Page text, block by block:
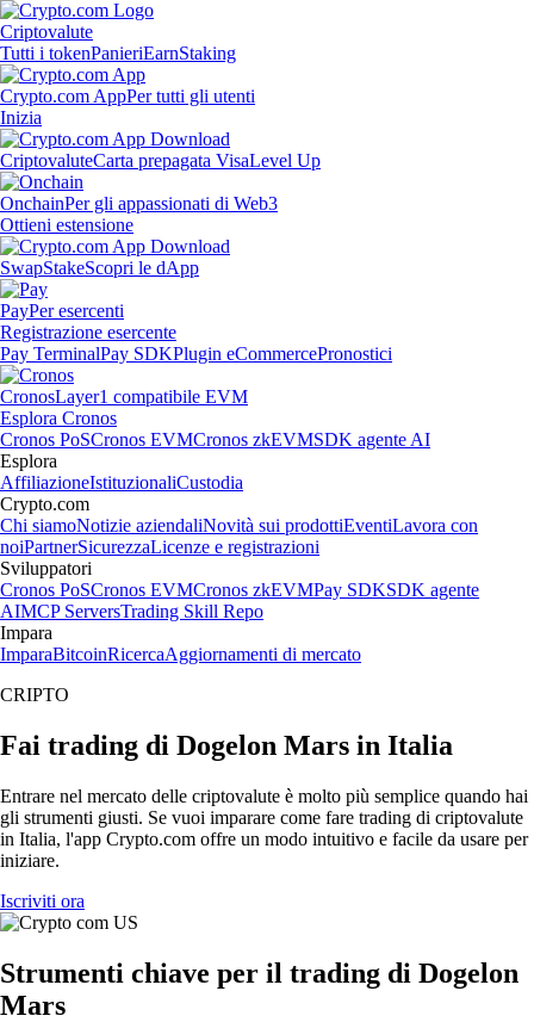
Criptovalute
Tutti i tokenPanieriEarnStaking
Crypto.com AppPer tutti gli utenti
Inizia
CriptovaluteCarta prepagata VisaLevel Up
OnchainPer gli appassionati di Web3
Ottieni estensione
SwapStakeScopri le dApp
PayPer esercenti
Registrazione esercente
Pay TerminalPay SDKPlugin eCommercePronostici
CronosLayer1 compatibile EVM
Esplora Cronos
Cronos PoSCronos EVMCronos zkEVMSDK agente AI
Esplora
AffiliazioneIstituzionaliCustodia
Crypto.com
Chi siamoNotizie aziendaliNovità sui prodottiEventiLavora con
noiPartnerSicurezzaLicenze e registrazioni
Sviluppatori
Cronos PoSCronos EVMCronos zkEVMPay SDKSDK agente
AIMCP ServersTrading Skill Repo
Impara
ImparaBitcoinRicercaAggiornamenti di mercato
CRIPTO
Fai trading di Dogelon Mars in Italia
Entrare nel mercato delle criptovalute è molto più semplice quando hai
gli strumenti giusti. Se vuoi imparare come fare trading di criptovalute
in Italia, l'app Crypto.com offre un modo intuitivo e facile da usare per
iniziare.
Iscriviti ora
Strumenti chiave per il trading di Dogelon
Mars